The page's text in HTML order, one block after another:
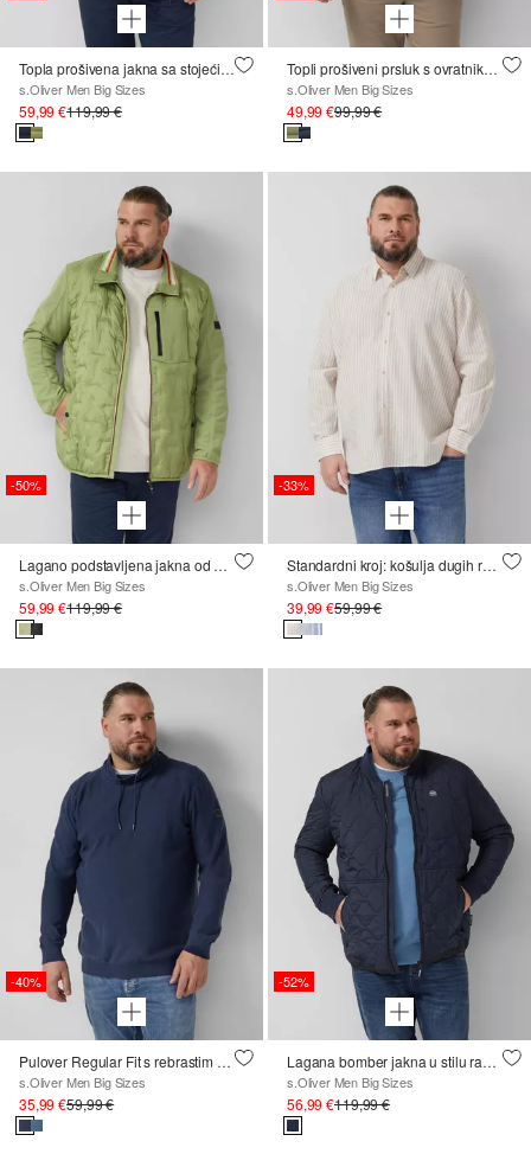
Topla prošivena jakna sa stojećim ovratnikom i unutarnjim džepom
s.Oliver Men Big Sizes
59,99 €119,99 €
Topli prošiveni prsluk s ovratnikom i kontrastnim detaljima
s.Oliver Men Big Sizes
49,99 €99,99 €
-50%
Lagano podstavljena jakna od mješavine tkanina sa sportskim detaljima
s.Oliver Men Big Sizes
59,99 €119,99 €
-33%
Standardni kroj: košulja dugih rukava od mješavine lana s prugama
s.Oliver Men Big Sizes
39,99 €59,99 €
-40%
Pulover Regular Fit s rebrastim obrubom i pasicom
s.Oliver Men Big Sizes
35,99 €59,99 €
-52%
Lagana bomber jakna u stilu radne odjeće
s.Oliver Men Big Sizes
56,99 €119,99 €